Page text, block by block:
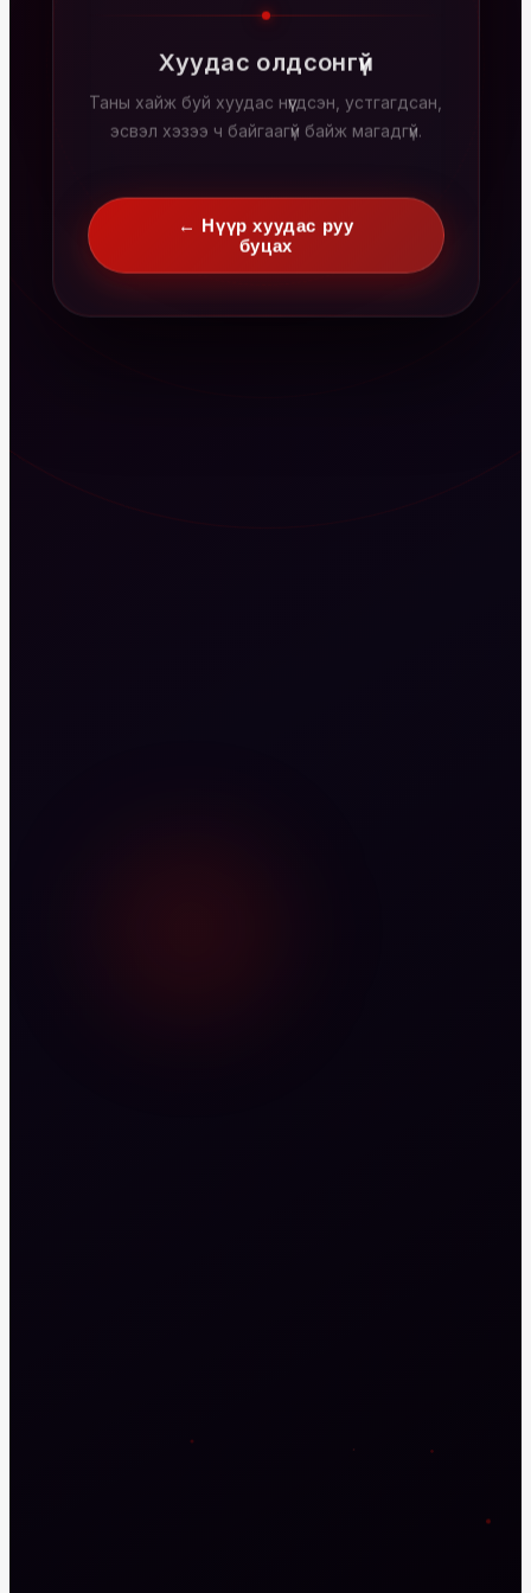
Хуудас олдсонгүй
Таны хайж буй хуудас нүүгдсэн, устгагдсан,
эсвэл хэзээ ч байгаагүй байж магадгүй.
← Нүүр хуудас руу
буцах